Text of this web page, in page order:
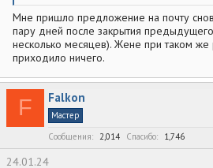
Мне пришло предложение на почту
пару дней после закрытия
несколько месяцев). Жене при таком же
приходило ничего.
F Falkon
Мастер
Сообщения
2,014 Спасибо 1,746
24.01.24